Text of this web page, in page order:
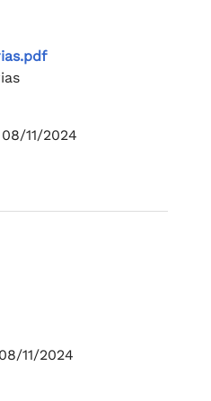
08/11/2024
08/11/2024